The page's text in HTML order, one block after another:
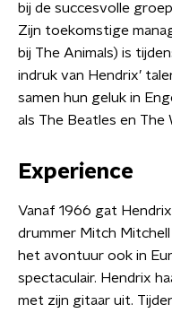
bij de succesvolle
Zijn toekomstige
bij The Animals) is
indruk van Hendrix’
samen hun geluk in
als The Beatles en The
Experience
Vanaf 1966 gat
drummer Mitch
het avontuur ook in
spectaculair. Hendrix
met zijn gitaar uit.